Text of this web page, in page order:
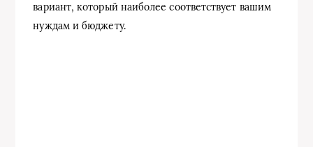
вариант, который наиболее соответствует вашим
нуждам и бюджету.